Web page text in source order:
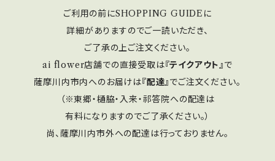
ご利用の前にSHOPPING GUIDEに
詳細がありますのでご一読いただき、
ご了承の上ご注文ください。
ai flower店舗での直接受取は『テイクアウト』で
薩摩川内市内へのお届けは『配達』でご注文ください。
（※東郷・樋脇・入来・祁答院への配達は
有料になりますのでご了承ください。）
尚、薩摩川内市外への配達は行っておりません。